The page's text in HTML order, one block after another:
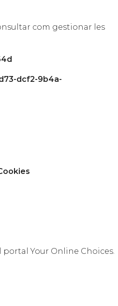
com gestionar les
dcf2-9b4a-
Your Online Choices.